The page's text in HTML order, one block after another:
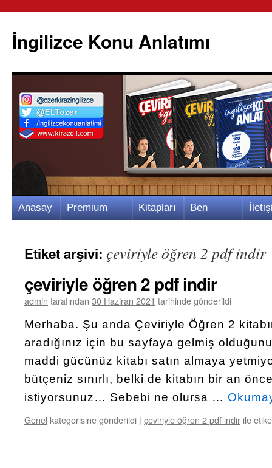
İngilizce Konu Anlatımı
İçeriğe
Anasay Premium Kitapları Ben
Etiket arşivi: çeviriyle öğren 2 pdf indir
çeviriyle öğren 2 pdf indir
admin tarafından 30 Haziran 2021 tarihinde gönderildi
Merhaba. Şu anda Çeviriyle Öğren 2
aradığınız için bu sayfaya gelmiş
maddi gücünüz kitabı satın almaya
bütçeniz sınırlı, belki de kitabın bir an
istiyorsunuz… Sebebi ne olursa …
Genel kategorisine gönderildi | çeviriyle öğren 2 pdf indir ile